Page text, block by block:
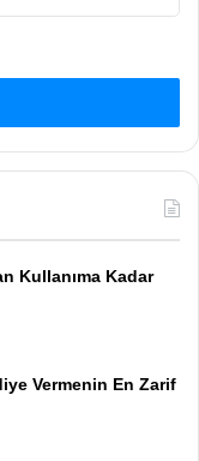
Kullanıma Kadar
Vermenin En Zarif